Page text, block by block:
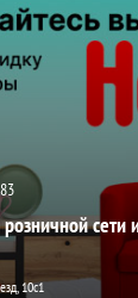
83
сети
10с1